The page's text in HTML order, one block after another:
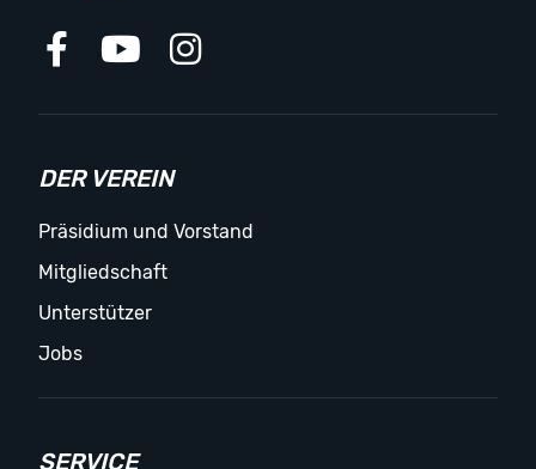
DER VEREIN
Präsidium und Vorstand
Mitgliedschaft
Unterstützer
Jobs
SERVICE